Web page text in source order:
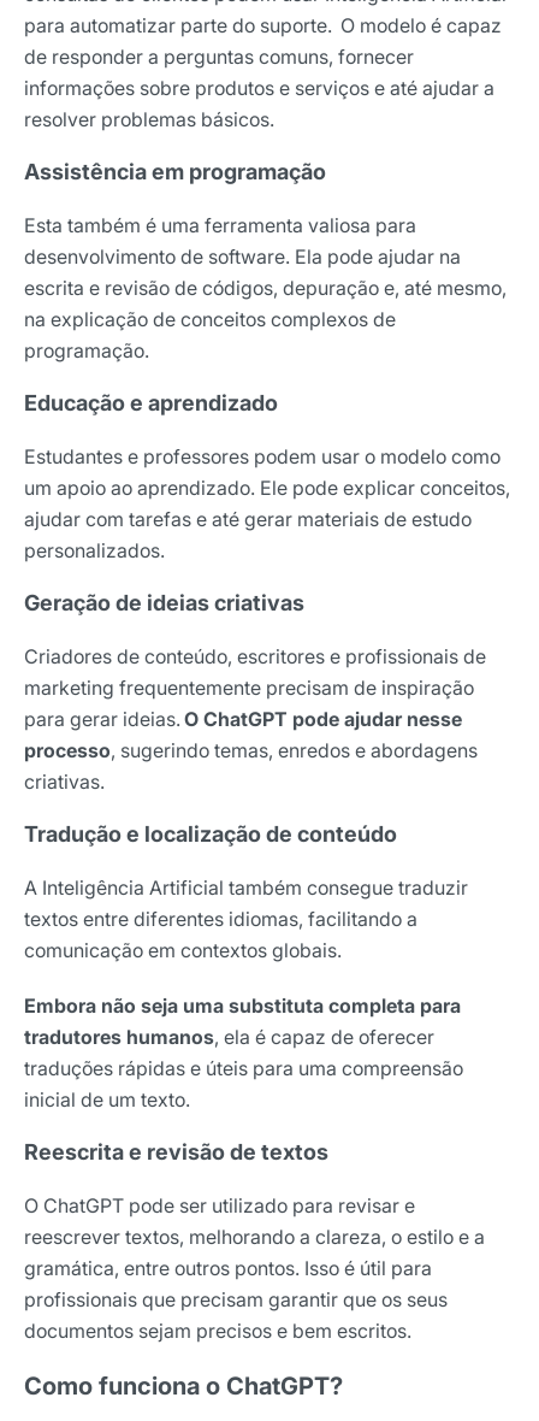
para automatizar parte do suporte. O modelo é capaz
de responder a perguntas comuns, fornecer
informações sobre produtos e serviços e até ajudar a
resolver problemas básicos.
Assistência em programação
Esta também é uma ferramenta valiosa para
desenvolvimento de software. Ela pode ajudar na
escrita e revisão de códigos, depuração e, até mesmo,
na explicação de conceitos complexos de
programação.
Educação e aprendizado
Estudantes e professores podem usar o modelo como
um apoio ao aprendizado. Ele pode explicar conceitos,
ajudar com tarefas e até gerar materiais de estudo
personalizados.
Geração de ideias criativas
Criadores de conteúdo, escritores e profissionais de
marketing frequentemente precisam de inspiração
para gerar ideias. O ChatGPT pode ajudar nesse
processo, sugerindo temas, enredos e abordagens
criativas.
Tradução e localização de conteúdo
A Inteligência Artificial também consegue traduzir
textos entre diferentes idiomas, facilitando a
comunicação em contextos globais.
Embora não seja uma substituta completa para
tradutores humanos, ela é capaz de oferecer
traduções rápidas e úteis para uma compreensão
inicial de um texto.
Reescrita e revisão de textos
O ChatGPT pode ser utilizado para revisar e
reescrever textos, melhorando a clareza, o estilo e a
gramática, entre outros pontos. Isso é útil para
profissionais que precisam garantir que os seus
documentos sejam precisos e bem escritos.
Como funciona o ChatGPT?